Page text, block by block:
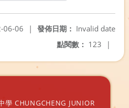
發佈日期： Invalid date
06-06
|
點閱數： 123 |
學 CHUNGCHENG JUNIOR